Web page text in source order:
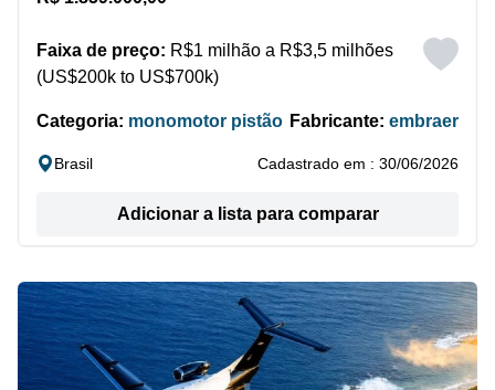
Faixa de preço: R$1 milhão a R$3,5 milhões
(US$200k to US$700k)
Categoria: monomotor pistão Fabricante: embraer
Brasil Cadastrado em : 30/06/2026
Adicionar a lista para comparar